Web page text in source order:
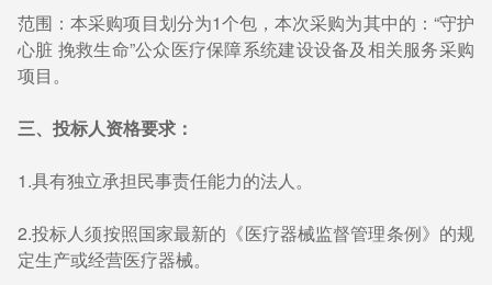
范围：本采购项目划分为1个包，本次采购为其中的：“守护
心脏 挽救生命”公众医疗保障系统建设设备及相关服务采购
项目。
三、投标人资格要求：
1.具有独立承担民事责任能力的法人。
2.投标人须按照国家最新的《医疗器械监督管理条例》的规
定生产或经营医疗器械。